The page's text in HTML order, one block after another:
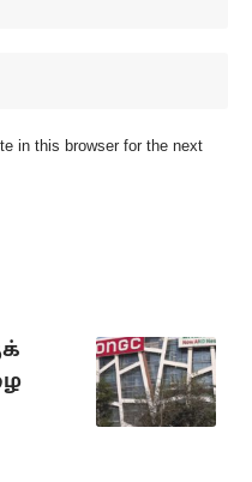
in this browser for the next